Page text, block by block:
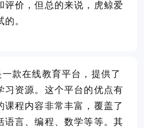
评价，但总的来说，虎鲸爱
。
款在线教育平台，提供了
习资源。这个平台的优点有
课程内容非常丰富，覆盖了
语言、编程、数学等等。其